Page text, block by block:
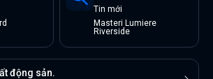
Tin mới
Masteri Lumiere
Riverside
động sản.